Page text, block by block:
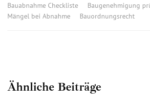
Bauabnahme Checkliste
Baugenehmigung
Mängel bei Abnahme
Bauordnungsrecht
Ähnliche Beiträge